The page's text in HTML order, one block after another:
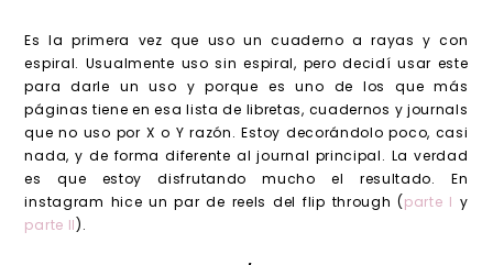
Es la primera vez que uso un cuaderno a rayas y con
espiral. Usualmente uso sin espiral, pero decidí usar este
para darle un uso y porque es uno de los que más
páginas tiene en esa lista de libretas, cuadernos y journals
que no uso por X o Y razón. Estoy decorándolo poco, casi
nada, y de forma diferente al journal principal. La verdad
es que estoy disfrutando mucho el resultado. En
instagram hice un par de reels del flip through (parte I y
parte II).